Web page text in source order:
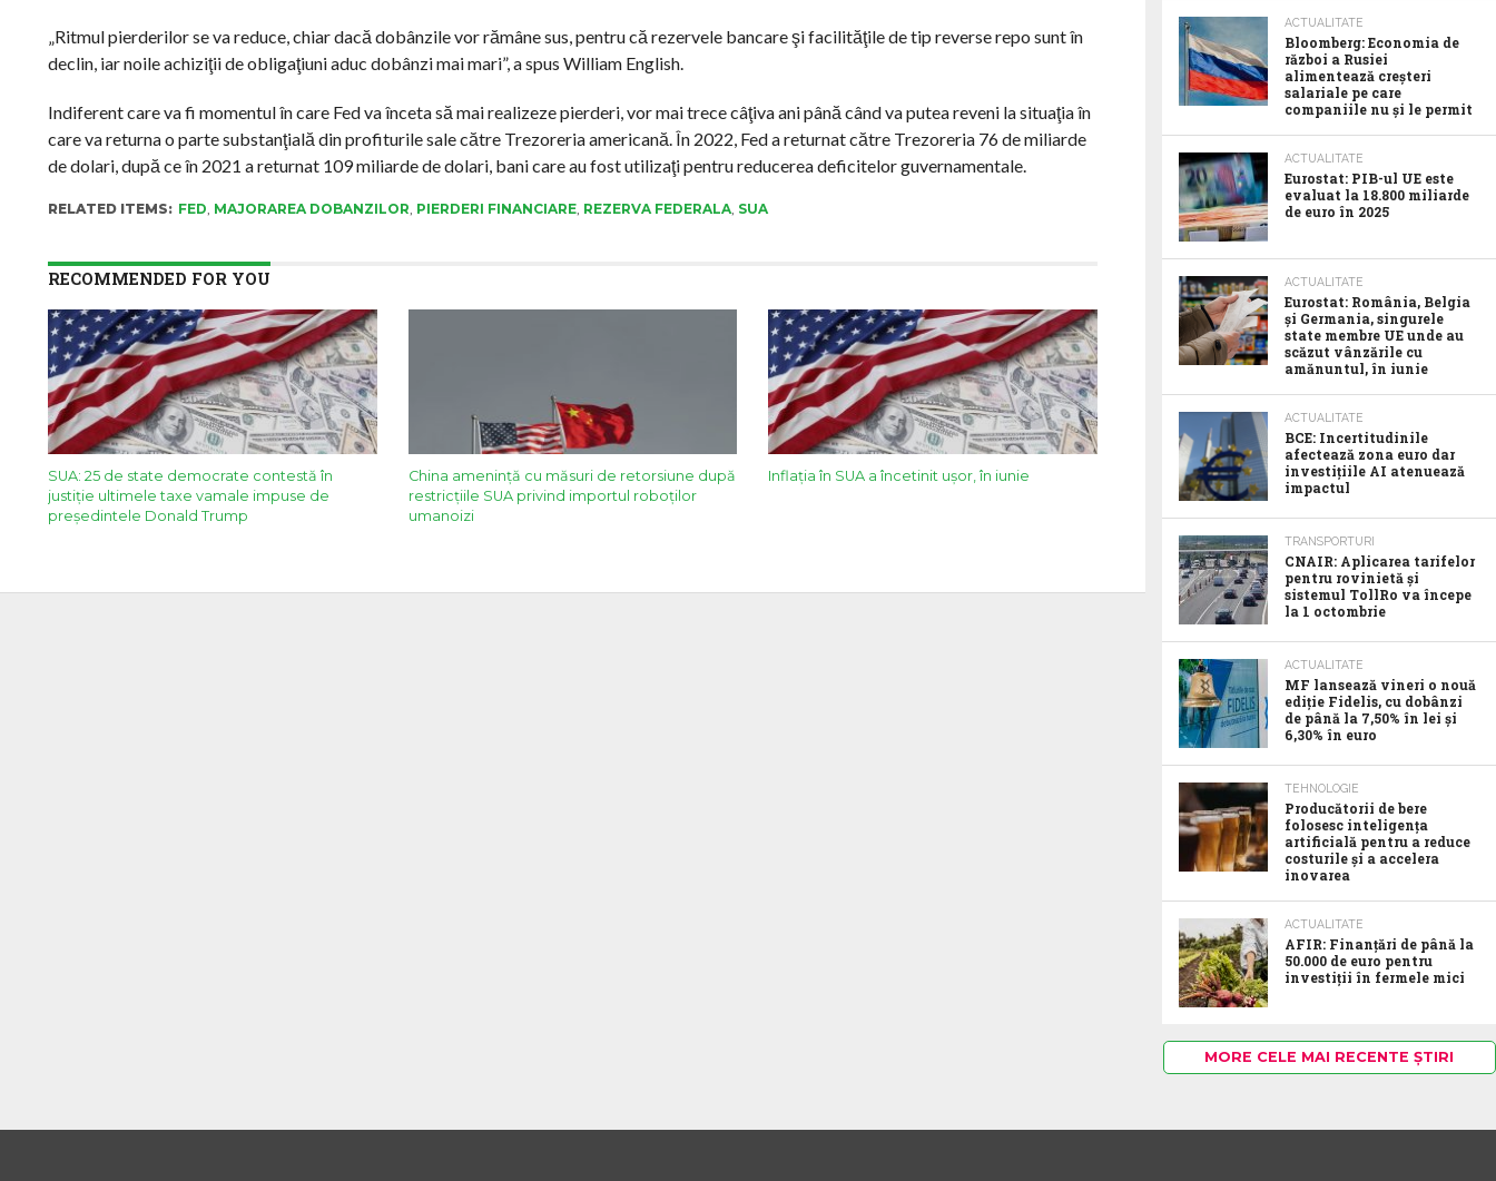
„Ritmul pierderilor se va reduce, chiar dacă dobânzile vor rămâne sus, pentru că rezervele bancare şi facilităţile de tip reverse repo sunt în
declin, iar noile achiziţii de obligaţiuni aduc dobânzi mai mari”, a spus William English.
Indiferent care va fi momentul în care Fed va înceta să mai realizeze pierderi, vor mai trece câţiva ani până când va putea reveni la situaţia în
care va returna o parte substanţială din profiturile sale către Trezoreria americană. În 2022, Fed a returnat către Trezoreria 76 de miliarde
de dolari, după ce în 2021 a returnat 109 miliarde de dolari, bani care au fost utilizaţi pentru reducerea deficitelor guvernamentale.
RELATED ITEMS: FED, MAJORAREA DOBANZILOR, PIERDERI FINANCIARE, REZERVA FEDERALA, SUA
RECOMMENDED FOR YOU
SUA: 25 de state democrate contestă în
justiție ultimele taxe vamale impuse de
președintele Donald Trump
China ameninţă cu măsuri de retorsiune după
restricţiile SUA privind importul roboţilor
umanoizi
Inflația în SUA a încetinit ușor, în iunie
ACTUALITATE
Bloomberg: Economia de
război a Rusiei
alimentează creșteri
salariale pe care
companiile nu și le permit
ACTUALITATE
Eurostat: PIB-ul UE este
evaluat la 18.800 miliarde
de euro în 2025
ACTUALITATE
Eurostat: România, Belgia
și Germania, singurele
state membre UE unde au
scăzut vânzările cu
amănuntul, în iunie
ACTUALITATE
BCE: Incertitudinile
afectează zona euro dar
investițiile AI atenuează
impactul
TRANSPORTURI
CNAIR: Aplicarea tarifelor
pentru rovinietă și
sistemul TollRo va începe
la 1 octombrie
ACTUALITATE
MF lansează vineri o nouă
ediție Fidelis, cu dobânzi
de până la 7,50% în lei și
6,30% în euro
TEHNOLOGIE
Producătorii de bere
folosesc inteligența
artificială pentru a reduce
costurile și a accelera
inovarea
ACTUALITATE
AFIR: Finanțări de până la
50.000 de euro pentru
investiții în fermele mici
MORE CELE MAI RECENTE ȘTIRI